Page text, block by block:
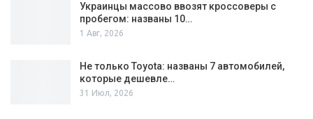
Украинцы массово ввозят кроссоверы с
пробегом: названы 10…
1 Авг, 2026
Не только Toyota: названы 7 автомобилей,
которые дешевле…
31 Июл, 2026